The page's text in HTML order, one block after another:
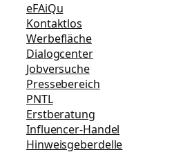
eFAiQu
Kontaktlos
Werbefläche
Dialogcenter
Jobversuche
Pressebereich
PNTL
Erstberatung
Influencer-Handel
Hinweisgeberdelle